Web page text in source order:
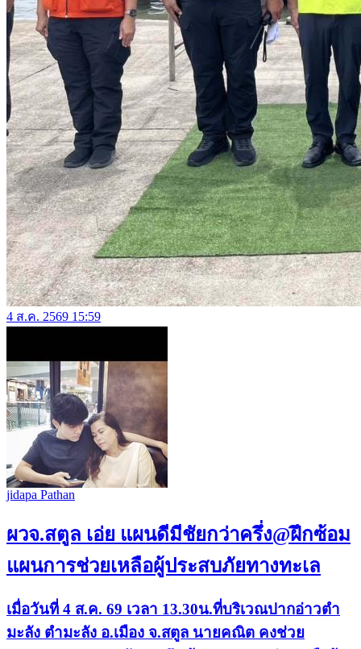
4 ส.ค. 2569 15:59
jidapa Pathan
ผวจ.สตูล เอ่ย แผนดีมีชัยกว่าครึ่ง@ฝึกซ้อม
แผนการช่วยเหลือผู้ประสบภัยทางทะเล
เมื่อวันที่ 4 ส.ค. 69 เวลา 13.30น.ที่บริเวณปากอ่าวตำ
มะลัง ตำมะลัง อ.เมือง จ.สตูล นายคณิต คงช่วย